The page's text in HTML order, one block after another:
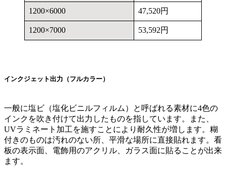
1200×6000 47,520円
1200×7000 53,592円
インクジェット出力（フルカラー）
一般に塩ビ（塩化ビニルフィルム）と呼ばれる素材に4色の
インクを吹き付けて出力したものを指しています。また、
UVラミネート加工を施すことにより耐久性が増します。糊
付きのものは汚れのない所、平滑な場所に直接貼れます。看
板の表示面、電飾用のアクリル、ガラス面に貼ることが出来
ます。